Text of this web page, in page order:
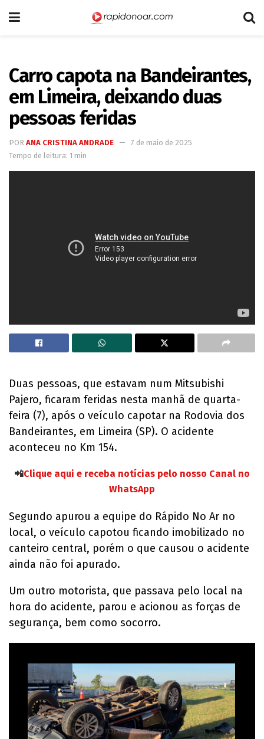
Carro capota na Bandeirantes,
em Limeira, deixando duas
pessoas feridas
POR ANA CRISTINA ANDRADE
7 de maio de 2025
Tempo de leitura: 1 min
Duas pessoas, que estavam num Mitsubishi
Pajero, ficaram feridas nesta manhã de quarta-
feira (7), após o veículo capotar na Rodovia dos
Bandeirantes, em Limeira (SP). O acidente
aconteceu no Km 154.
📲Clique aqui e receba notícias pelo nosso Canal no
WhatsApp
Segundo apurou a equipe do Rápido No Ar no
local, o veículo capotou ficando imobilizado no
canteiro central, porém o que causou o acidente
ainda não foi apurado.
Um outro motorista, que passava pelo local na
hora do acidente, parou e acionou as forças de
segurança, bem como socorro.